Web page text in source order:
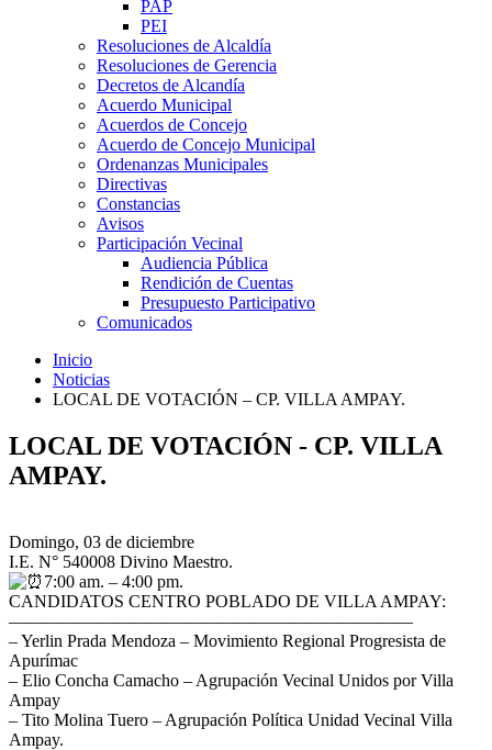
PAP
PEI
Resoluciones de Alcaldía
Resoluciones de Gerencia
Decretos de Alcandía
Acuerdo Municipal
Acuerdos de Concejo
Acuerdo de Concejo Municipal
Ordenanzas Municipales
Directivas
Constancias
Avisos
Participación Vecinal
Audiencia Pública
Rendición de Cuentas
Presupuesto Participativo
Comunicados
Inicio
Noticias
LOCAL DE VOTACIÓN – CP. VILLA AMPAY.
LOCAL DE VOTACIÓN - CP. VILLA
AMPAY.
Domingo, 03 de diciembre
I.E. N° 540008 Divino Maestro.
7:00 am. – 4:00 pm.
CANDIDATOS CENTRO POBLADO DE VILLA AMPAY:
———————————————————————
– Yerlin Prada Mendoza – Movimiento Regional Progresista de
Apurímac
– Elio Concha Camacho – Agrupación Vecinal Unidos por Villa
Ampay
– Tito Molina Tuero – Agrupación Política Unidad Vecinal Villa
Ampay.